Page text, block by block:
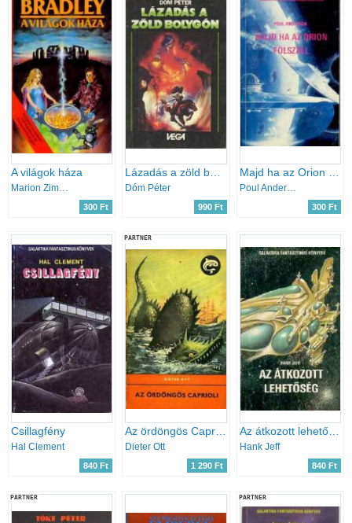
A világok háza
300 Ft
Dóm Péter
990 Ft
Poul Anderson
300 Ft
Csillagfény
Hal Clement
840 Ft
PARTNER
Dieter Ott
1 290 Ft
Az átkozott lehetőség
Hank Jeff
840 Ft
PARTNER PARTNER